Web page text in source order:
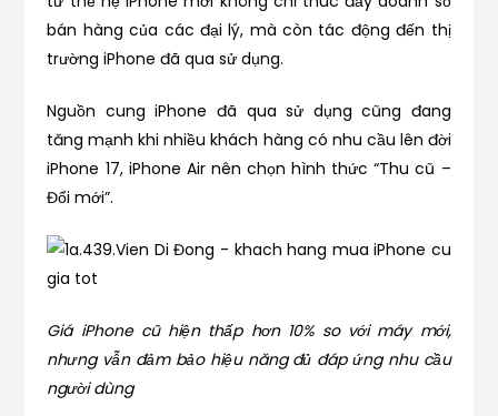
bán hàng của các đại lý, mà còn tác động đến thị
trường iPhone đã qua sử dụng.
Nguồn cung iPhone đã qua sử dụng cũng đang
tăng mạnh khi nhiều khách hàng có nhu cầu lên đời
iPhone 17, iPhone Air nên chọn hình thức “Thu cũ –
Đổi mới”.
Giá iPhone cũ hiện thấp hơn 10% so với máy mới,
nhưng vẫn đảm bảo hiệu năng đủ đáp ứng nhu cầu
người dùng